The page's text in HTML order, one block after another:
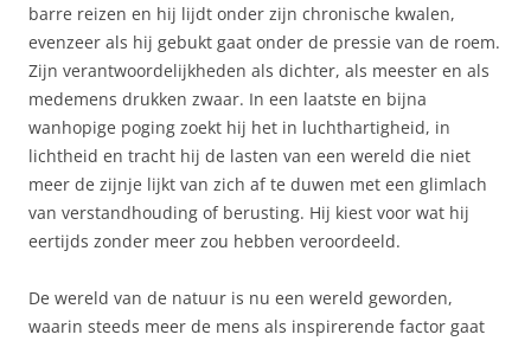
barre reizen en hij lijdt onder zijn chronische kwalen,
evenzeer als hij gebukt gaat onder de pressie van de roem.
Zijn verantwoordelijkheden als dichter, als meester en als
medemens drukken zwaar. In een laatste en bijna
wanhopige poging zoekt hij het in luchthartigheid, in
lichtheid en tracht hij de lasten van een wereld die niet
meer de zijnje lijkt van zich af te duwen met een glimlach
van verstandhouding of berusting. Hij kiest voor wat hij
eertijds zonder meer zou hebben veroordeeld.
De wereld van de natuur is nu een wereld geworden,
waarin steeds meer de mens als inspirerende factor gaat